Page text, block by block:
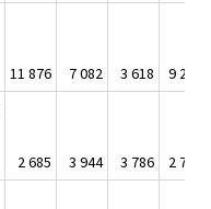
11 876 7 082 3 618
9 260
2 685 3 944 3 786
2 778